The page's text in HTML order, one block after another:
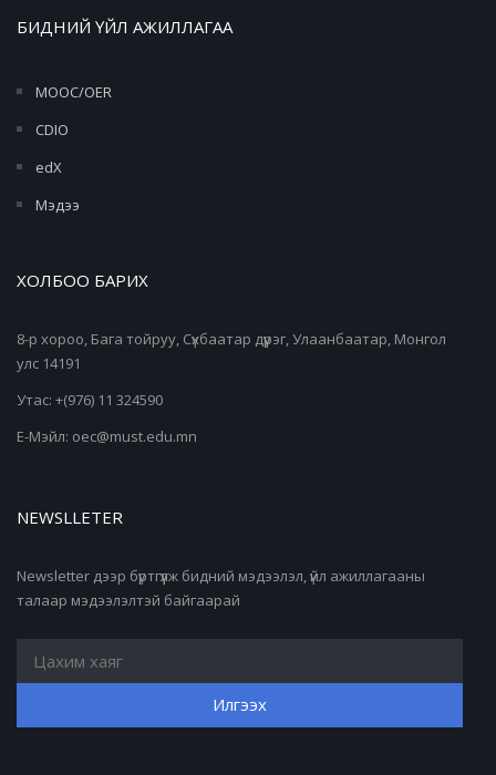
БИДНИЙ ҮЙЛ АЖИЛЛАГАА
MOOC/OER
CDIO
edX
Мэдээ
ХОЛБОО БАРИХ
8-р хороо, Бага тойруу, Сүхбаатар дүүрэг, Улаанбаатар, Монгол
улс 14191
Утас: +(976) 11 324590
Е-Мэйл: oec@must.edu.mn
NEWSLLETER
Newsletter дээр бүртгүүлж бидний мэдээлэл, үйл ажиллагааны
талаар мэдээлэлтэй байгаарай